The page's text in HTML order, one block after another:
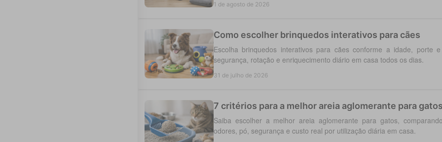
1 de agosto de 2026
Como escolher brinquedos interativos para cães
Escolha brinquedos interativos para cães conforme a idade, porte
segurança, rotação e enriquecimento diário em casa todos os dias.
31 de julho de 2026
7 critérios para a melhor areia aglomerante para gatos
Saiba escolher a melhor areia aglomerante para gatos,
odores, pó, segurança e custo real por utilização diária em casa.